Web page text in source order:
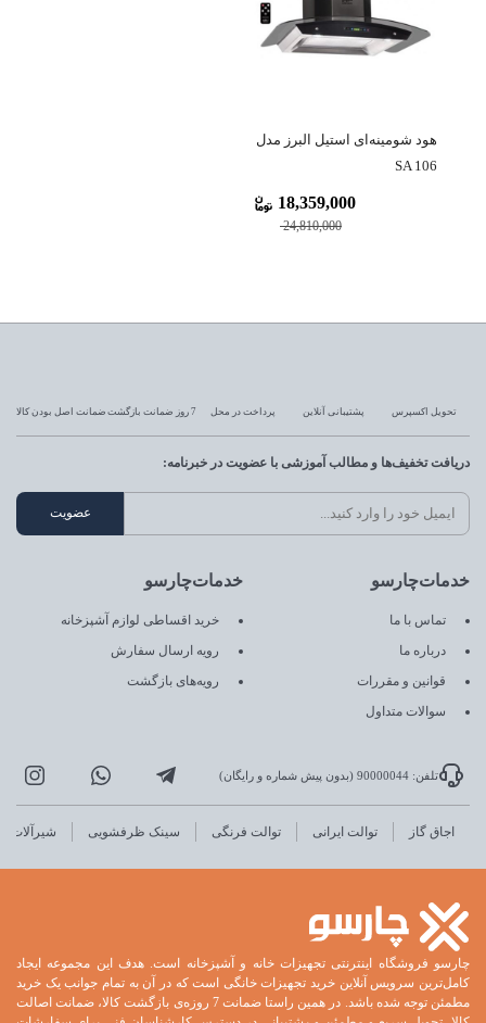
هود شومینه‌ای استیل البرز مدل
SA 106
24,810,000
18,359,000
تحویل اکسپرس پشتیبانی آنلاین پرداخت در محل 7 روز ضمانت بازگشت ضمانت اصل بودن کالا
خدمات‌چارسو
تماس با ما
درباره ما
قوانین و مقررات
سوالات متداول
خدمات‌چارسو
خرید اقساطی لوازم آشپزخانه
رویه ارسال سفارش
رویه‌های بازگشت
دریافت تخفیف‌ها و مطالب آموزشی با عضویت در خبرنامه:
تلفن: 90000044 (بدون پیش شماره و رایگان)
اجاق گاز توالت ایرانی توالت فرنگی سینک ظرفشویی شیرآلات
چارسو فروشگاه اینترنتی تجهیزات خانه و آشپزخانه است. هدف این مجموعه ایجاد
کامل‌ترین سرویس آنلاین خرید تجهیزات خانگی است که در آن به تمام جوانب یک خرید
مطمئن توجه شده باشد. در همین راستا ضمانت 7 روزه‌ی بازگشت کالا، ضمانت اصالت